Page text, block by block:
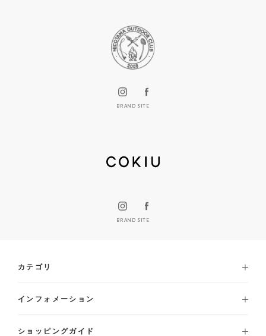
BRAND SITE
BRAND SITE
カテゴリ
インフォメーション
ショッピングガイド